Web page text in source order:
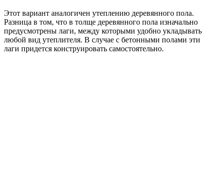
Этот вариант аналогичен утеплению деревянного пола.
Разница в том, что в толще деревянного пола изначально
предусмотрены лаги, между которыми удобно укладывать
любой вид утеплителя. В случае с бетонными полами эти
лаги придется конструировать самостоятельно.